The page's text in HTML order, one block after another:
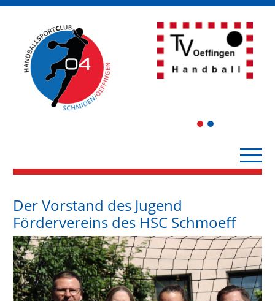
1 2
Der Vorstand des Jugend
Fördervereins des HSC Schmoeff